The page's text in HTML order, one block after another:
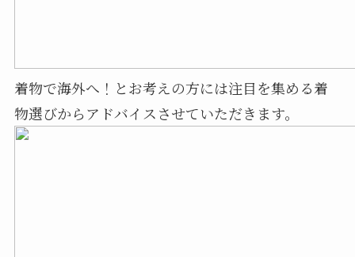
着物で海外へ！とお考えの方には注目を集める着
物選びからアドバイスさせていただきます。